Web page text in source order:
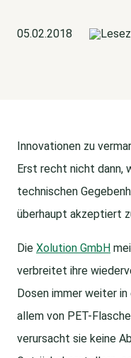
05.02.2018
Innovationen zu
Erst recht nicht dann,
technischen
überhaupt akzeptiert
Die Xolution GmbH
verbreitet ihre
Dosen immer weiter
allem von PET-
verursacht sie keine